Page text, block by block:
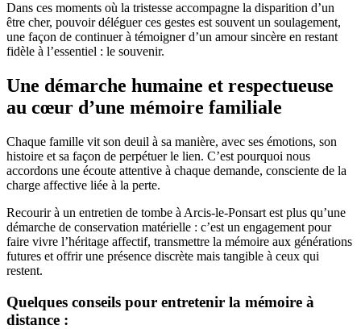
Dans ces moments où la tristesse accompagne la disparition d’un
être cher, pouvoir déléguer ces gestes est souvent un soulagement,
une façon de continuer à témoigner d’un amour sincère en restant
fidèle à l’essentiel : le souvenir.
Une démarche humaine et respectueuse
au cœur d’une mémoire familiale
Chaque famille vit son deuil à sa manière, avec ses émotions, son
histoire et sa façon de perpétuer le lien. C’est pourquoi nous
accordons une écoute attentive à chaque demande, consciente de la
charge affective liée à la perte.
Recourir à un entretien de tombe à Arcis-le-Ponsart est plus qu’une
démarche de conservation matérielle : c’est un engagement pour
faire vivre l’héritage affectif, transmettre la mémoire aux générations
futures et offrir une présence discrète mais tangible à ceux qui
restent.
Quelques conseils pour entretenir la mémoire à
distance :